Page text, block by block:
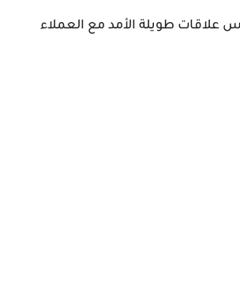
علاقات طويلة الأمد مع العملاء